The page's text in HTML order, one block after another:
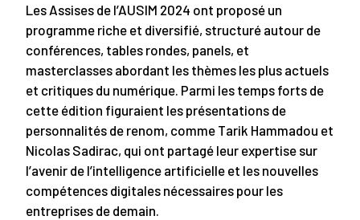
Les Assises de l’AUSIM 2024 ont proposé un
programme riche et diversifié, structuré autour de
conférences, tables rondes, panels, et
masterclasses abordant les thèmes les plus actuels
et critiques du numérique. Parmi les temps forts de
cette édition figuraient les présentations de
personnalités de renom, comme Tarik Hammadou et
Nicolas Sadirac, qui ont partagé leur expertise sur
l’avenir de l’intelligence artificielle et les nouvelles
compétences digitales nécessaires pour les
entreprises de demain.